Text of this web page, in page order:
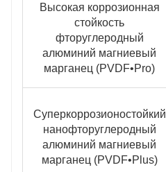
Высокая коррозионная
стойкость
фторуглеродный
алюминий магниевый
марганец (PVDF•Pro)
Суперкоррозионостойкий
нанофторуглеродный
алюминий магниевый
марганец (PVDF•Plus)